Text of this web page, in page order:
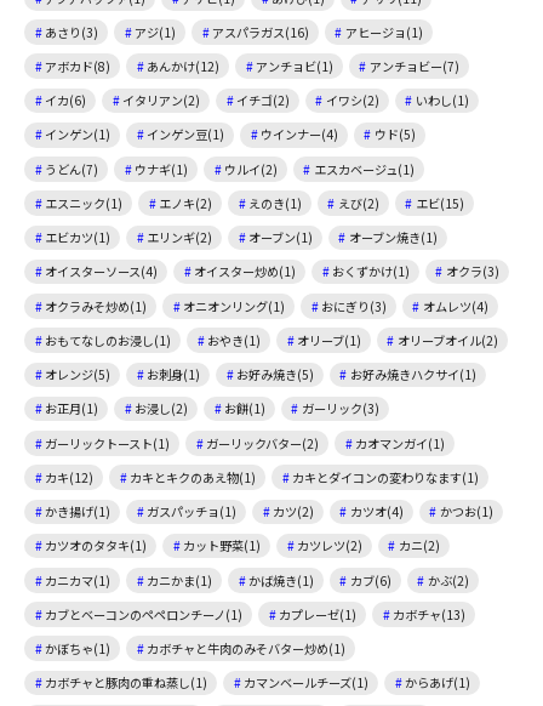
あさり(3)
アジ(1) アスパラガス(16)
アヒージョ(1)
アボカド(8)
あんかけ(12) アンチョビ(1)
アンチョビー(7)
イカ(6)
イタリアン(2) イチゴ(2) イワシ(2)
いわし(1)
インゲン(1)
インゲン豆(1) ウインナー(4)
ウド(5)
うどん(7)
ウナギ(1) ウルイ(2)
エスカベージュ(1)
エスニック(1)
エノキ(2) えのき(1) えび(2)
エビ(15)
エビカツ(1)
エリンギ(2) オーブン(1)
オーブン焼き(1)
オイスターソース(4)
オイスター炒め(1) おくずかけ(1)
オクラ(3)
オクラみそ炒め(1)
オニオンリング(1) おにぎり(3)
オムレツ(4)
おもてなしのお浸し(1)
おやき(1) オリーブ(1)
オリーブオイル(2)
オレンジ(5)
お刺身(1) お好み焼き(5)
お好み焼きハクサイ(1)
お正月(1)
お浸し(2) お餅(1)
ガーリック(3)
ガーリックトースト(1)
ガーリックバター(2)
カオマンガイ(1)
カキ(12)
カキとキクのあえ物(1)
カキとダイコンの変わりなます(1)
かき揚げ(1)
ガスパッチョ(1) カツ(2) カツオ(4)
かつお(1)
カツオのタタキ(1)
カット野菜(1) カツレツ(2)
カニ(2)
カニカマ(1)
カニかま(1) かば焼き(1) カブ(6)
かぶ(2)
カブとベーコンのペペロンチーノ(1)
カプレーゼ(1)
カボチャ(13)
かぼちゃ(1)
カボチャと牛肉のみそバター炒め(1)
カボチャと豚肉の重ね蒸し(1)
カマンベールチーズ(1)
からあげ(1)